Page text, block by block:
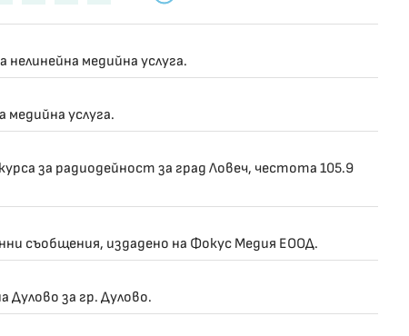
медийна услуга.
услуга.
за радиодейност за град Ловеч, честота 105.9
съобщения, издадено на Фокус Медия ЕООД.
Дулово за гр. Дулово.